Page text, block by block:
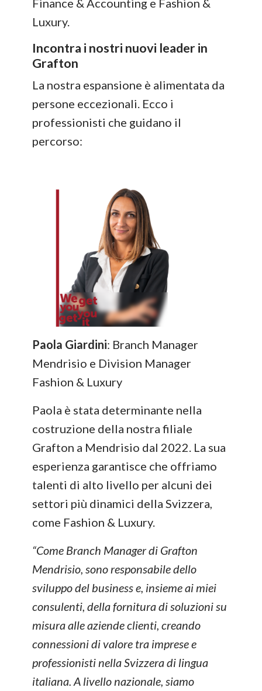
Finance & Accounting e Fashion &
Luxury.
Incontra i nostri nuovi leader in
Grafton
La nostra espansione è alimentata da
persone eccezionali. Ecco i
professionisti che guidano il
percorso:
Paola Giardini: Branch Manager
Mendrisio e Division Manager
Fashion & Luxury
Paola è stata determinante nella
costruzione della nostra filiale
Grafton a Mendrisio dal 2022. La sua
esperienza garantisce che offriamo
talenti di alto livello per alcuni dei
settori più dinamici della Svizzera,
come Fashion & Luxury.
“Come Branch Manager di Grafton
Mendrisio, sono responsabile dello
sviluppo del business e, insieme ai miei
consulenti, della fornitura di soluzioni su
misura alle aziende clienti, creando
connessioni di valore tra imprese e
professionisti nella Svizzera di lingua
italiana. A livello nazionale, siamo